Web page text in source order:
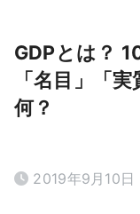
GDPとは？
「名目」「
何？
2019年9月10日